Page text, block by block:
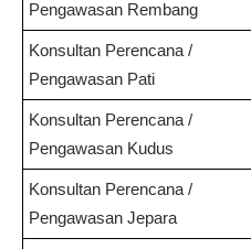
Pengawasan Rembang
Konsultan Perencana /
Pengawasan Pati
Konsultan Perencana /
Pengawasan Kudus
Konsultan Perencana /
Pengawasan Jepara